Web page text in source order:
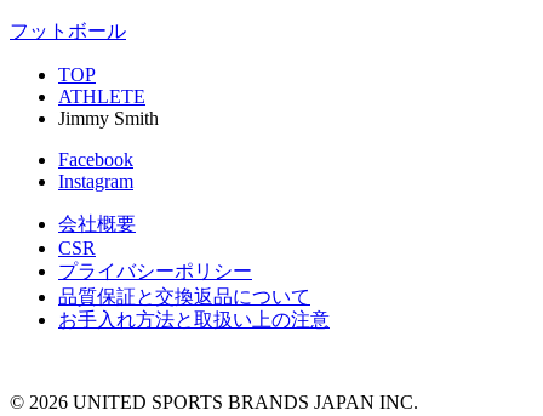
フットボール
TOP
ATHLETE
Jimmy Smith
Facebook
Instagram
会社概要
CSR
プライバシーポリシー
品質保証と交換返品について
お手入れ方法と取扱い上の注意
© 2026 UNITED SPORTS BRANDS JAPAN INC.